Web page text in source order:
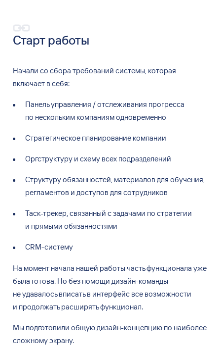
Старт работы
Начали со сбора требований системы, которая
включает в себя:
Панель управления / отслеживания прогресса
по нескольким компаниям одновременно
Стратегическое планирование компании
Оргструктуру и схему всех подразделений
Структуру обязанностей, материалов для обучения,
регламентов и доступов для сотрудников
Таск-трекер, связанный сзадачами по стратегии
и прямыми обязанностями
CRM-систему
На момент начала нашей работы часть функционала уже
была готова. Но без помощи дизайн-команды
неудавалось вписать в интерфейс все возможности
и продолжать расширять функционал.
Мы подготовили общую дизайн-концепцию по наиболее
сложному экрану.